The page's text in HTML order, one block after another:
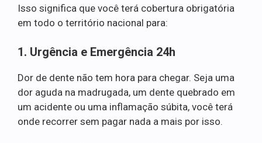
Isso significa que você terá cobertura obrigatória
em todo o território nacional para:
1. Urgência e Emergência 24h
Dor de dente não tem hora para chegar. Seja uma
dor aguda na madrugada, um dente quebrado em
um acidente ou uma inflamação súbita, você terá
onde recorrer sem pagar nada a mais por isso.